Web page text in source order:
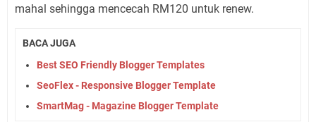
mahal sehingga mencecah RM120 untuk renew.
BACA JUGA
Best SEO Friendly Blogger Templates
SeoFlex - Responsive Blogger Template
SmartMag - Magazine Blogger Template